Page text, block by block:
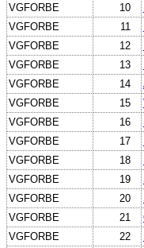
VGFORBE
10
VGFORBE
11
VGFORBE
12
VGFORBE
13
VGFORBE
14
VGFORBE
15
VGFORBE
16
VGFORBE
17
VGFORBE
18
VGFORBE
19
VGFORBE
20
VGFORBE
21
VGFORBE
22